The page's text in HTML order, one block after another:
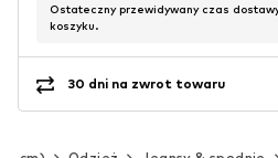
Ostateczny przewidywany czas
koszyku.
30 dni na zwrot towaru